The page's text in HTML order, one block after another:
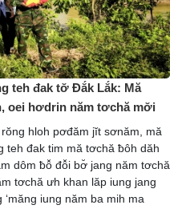
teh đak tơ̆ Đắk Lắk: Mă
oei hơdrin năm tơchă mơ̆i
hloh pơđăm jĭt sơnăm, mă
teh đak tim mă tơchă ƀôh dăh
dôm ƀô̆ đô̆i bơ̆ jang năm tơchă
tơchă ưh khan lăp iung jang
iung năm ba mih ma